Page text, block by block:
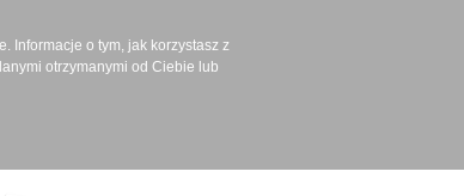
Informacje o tym, jak korzystasz z
otrzymanymi od Ciebie lub